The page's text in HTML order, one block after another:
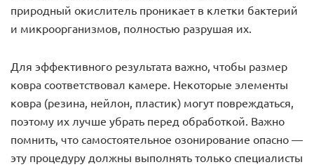
природный окислитель проникает в клетки бактерий
и микроорганизмов, полностью разрушая их.
Для эффективного результата важно, чтобы размер
ковра соответствовал камере. Некоторые элементы
ковра (резина, нейлон, пластик) могут повреждаться,
поэтому их лучше убрать перед обработкой. Важно
помнить, что самостоятельное озонирование опасно —
эту процедуру должны выполнять только специалисты